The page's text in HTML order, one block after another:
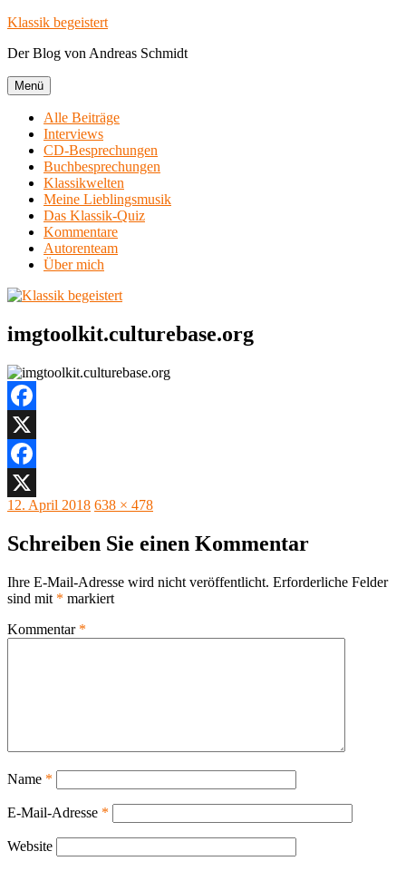
Zum
springen
Klassik begeistert
Der Blog von Andreas Schmidt
Menü
Alle Beiträge
Interviews
CD-Besprechungen
Buchbesprechungen
Klassikwelten
Meine Lieblingsmusik
Das Klassik-Quiz
Kommentare
Autorenteam
Über mich
imgtoolkit.culturebase.org
Facebook
X
Facebook
X
Veröffentlicht
12. April 2018 Originalgröße
638 × 478
Schreiben Sie einen Kommentar
Ihre E-Mail-Adresse wird nicht veröffentlicht. Erforderliche Felder
sind mit * markiert
Kommentar *
Name *
E-Mail-Adresse *
Website